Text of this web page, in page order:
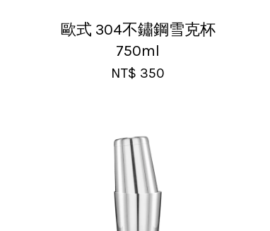
歐式 304不鏽鋼雪克杯
750ml
NT$ 350